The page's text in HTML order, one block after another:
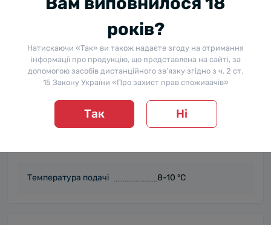
Дегустаційні замітки
Біле
Аромат
Медово-квітковий,
з тонами груші та
білого персика.
Гармонійний, з
Температура подачі 8-10 °C
років?
Натискаючи «Так» ви також надаєте згоду на отримання
інформації про продукцію, що представлена на сайті, за
допомогою засобів дистанційного зв’язку згідно з ч. 2 ст.
15 Закону України «Про захист прав споживачів»
Так Ні